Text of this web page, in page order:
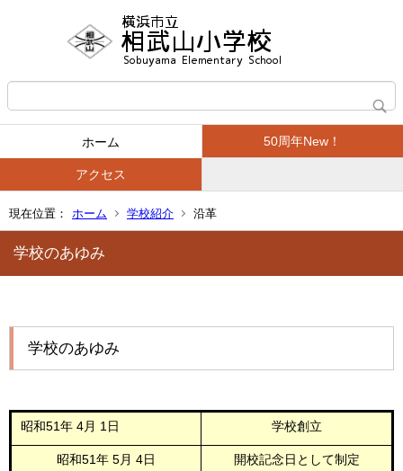
ホーム 50周年New！
アクセス
現在位置： ホーム 学校紹介 沿革
学校のあゆみ
学校のあゆみ
昭和51年 4月 1日 学校創立
昭和51年 5月 4日 開校記念日として制定